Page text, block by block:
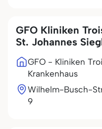
GFO Kliniken
St. Johannes
GFO - Kliniken
Krankenhaus
Wilhelm-Busch-
9